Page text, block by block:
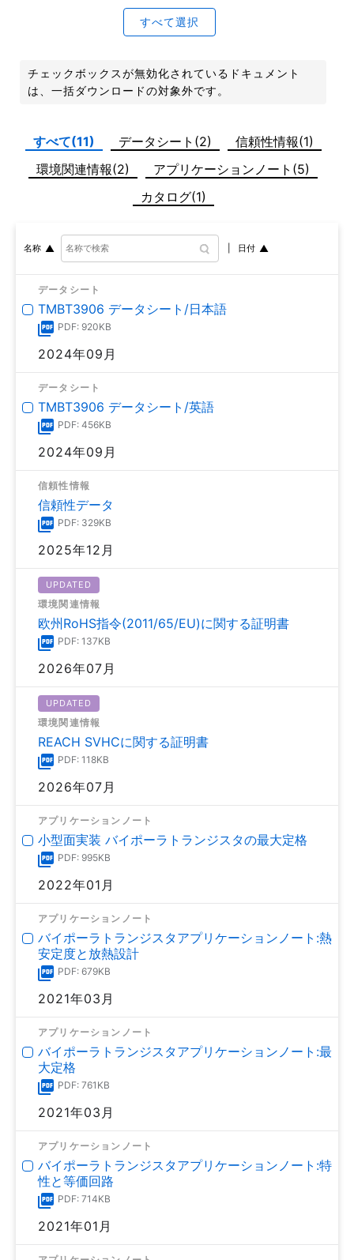
すべて選択
チェックボックスが無効化されているドキュメント
は、一括ダウンロードの対象外です。
すべて(11) データシート(2)
信頼性情報(1)
環境関連情報(2)
アプリケーションノート(5)
カタログ(1)
名称 日付
データシート
TMBT3906 データシート/日本語
PDF: 920KB
2024年09月
データシート
TMBT3906 データシート/英語
PDF: 456KB
2024年09月
信頼性情報
信頼性データ
PDF: 329KB
2025年12月
UPDATED
環境関連情報
欧州RoHS指令(2011/65/EU)に関する証明書
PDF: 137KB
2026年07月
UPDATED
環境関連情報
REACH SVHCに関する証明書
PDF: 118KB
2026年07月
アプリケーションノート
小型面実装 バイポーラトランジスタの最大定格
PDF: 995KB
2022年01月
アプリケーションノート
バイポーラトランジスタアプリケーションノート:熱
安定度と放熱設計
PDF: 679KB
2021年03月
アプリケーションノート
バイポーラトランジスタアプリケーションノート:最
大定格
PDF: 761KB
2021年03月
アプリケーションノート
バイポーラトランジスタアプリケーションノート:特
性と等価回路
PDF: 714KB
2021年01月